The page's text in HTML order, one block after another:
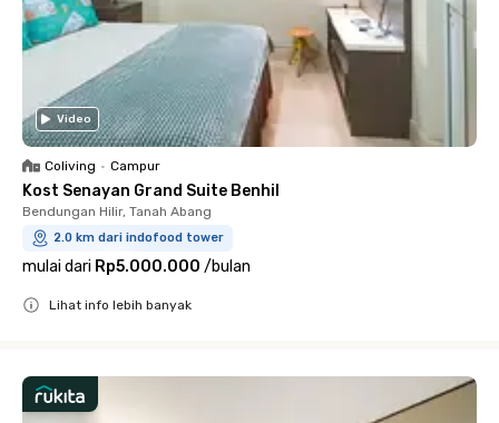
Video
Coliving • Campur
Kost Senayan Grand Suite Benhil
Bendungan Hilir, Tanah Abang
2.0 km dari indofood tower
mulai dari Rp5.000.000 /bulan
Lihat info lebih banyak